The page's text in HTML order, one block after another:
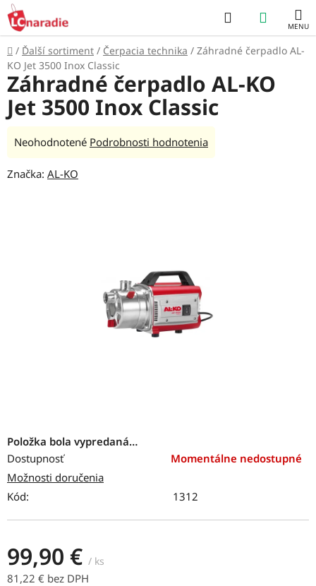
Prejsť
na
obsah
Hľadať
KOŠÍK
Domov
/ Ďalší sortiment / Čerpacia technika / Záhradné čerpadlo AL-
KO Jet 3500 Inox Classic
Položka bola vypredaná…
Dostupnosť
Momentálne nedostupné
Možnosti doručenia
Kód:
1312
99,90 € / ks
81,22 € bez DPH
Záhradné čerpadlo AL-KO
Jet 3500 Inox Classic
Priemerné
produktu
Neohodnotené Podrobnosti hodnotenia
Značka: AL-KO